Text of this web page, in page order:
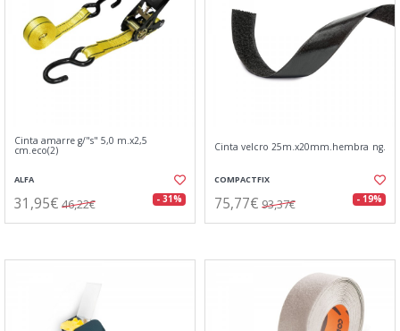
Cinta amarre g/"s" 5,0 m.x2,5
cm.eco(2)
ALFA
31,95€ 46,22€ - 31%
Cinta velcro 25m.x20mm.hembra ng.
COMPACTFIX
75,77€ 93,37€ - 19%